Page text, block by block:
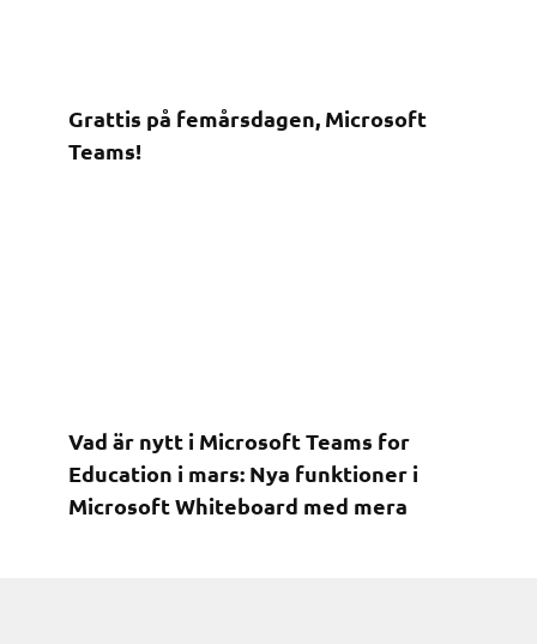
Grattis på femårsdagen, Microsoft
Teams!
Vad är nytt i Microsoft Teams for
Education i mars: Nya funktioner i
Microsoft Whiteboard med mera